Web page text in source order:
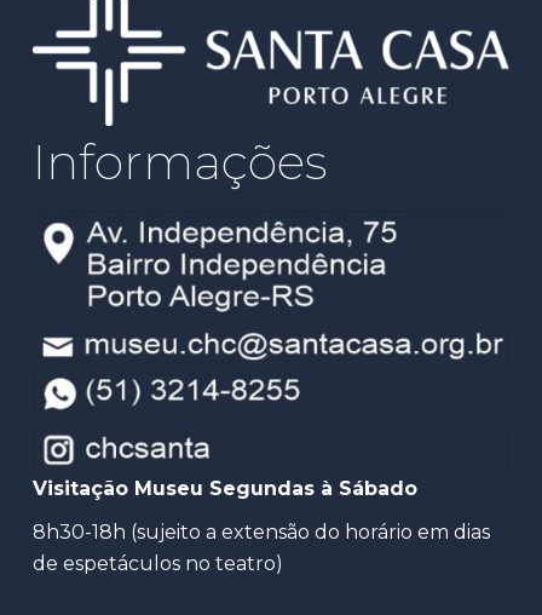
Informações
Visitação Museu Segundas à Sábado
8h30-18h (sujeito a extensão do horário em dias
de espetáculos no teatro)